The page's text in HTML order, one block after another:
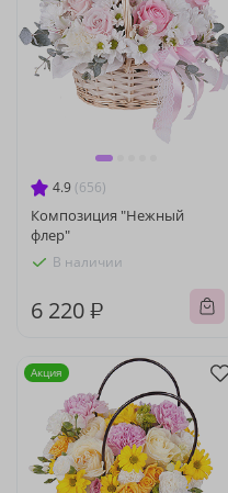
4.9 (656)
Композиция "Нежный
флер"
В наличии
6 220 ₽
Акция